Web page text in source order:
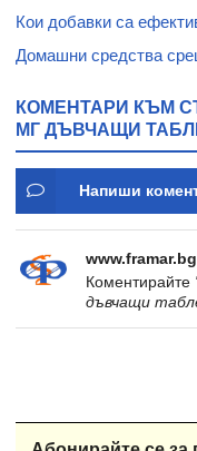
Кои добавки са
Домашни средства
КОМЕНТАРИ КЪМ
МГ ДЪВЧАЩИ
Напиши
www.framar.bg
Коментирайте
дъвчащи